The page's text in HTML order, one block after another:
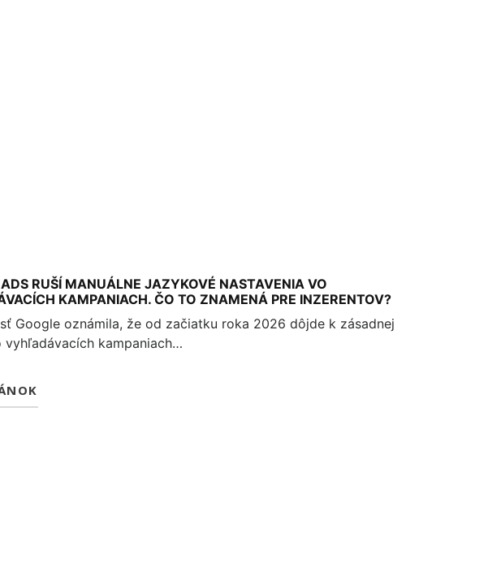
RUŠÍ MANUÁLNE JAZYKOVÉ NASTAVENIA VO
KAMPANIACH. ČO TO ZNAMENÁ PRE INZERENTOV?
Google oznámila, že od začiatku roka 2026 dôjde k zásadnej
vyhľadávacích kampaniach…